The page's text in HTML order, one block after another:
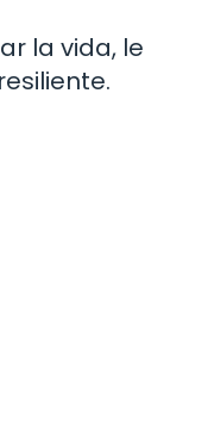
la vida, le